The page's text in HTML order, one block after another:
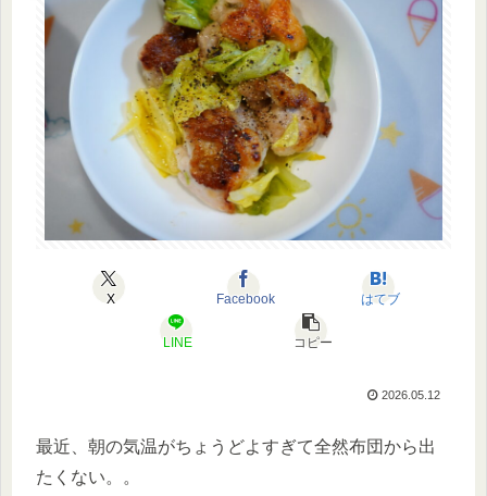
X Facebook はてブ
LINE コピー
2026.05.12
最近、朝の気温がちょうどよすぎて全然布団から出
たくない。。